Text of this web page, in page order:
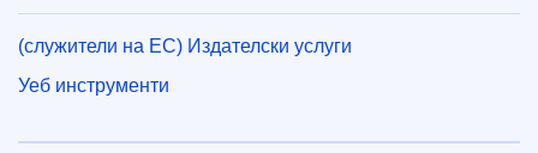
(служители на ЕС) Издателски услуги
Уеб инструменти